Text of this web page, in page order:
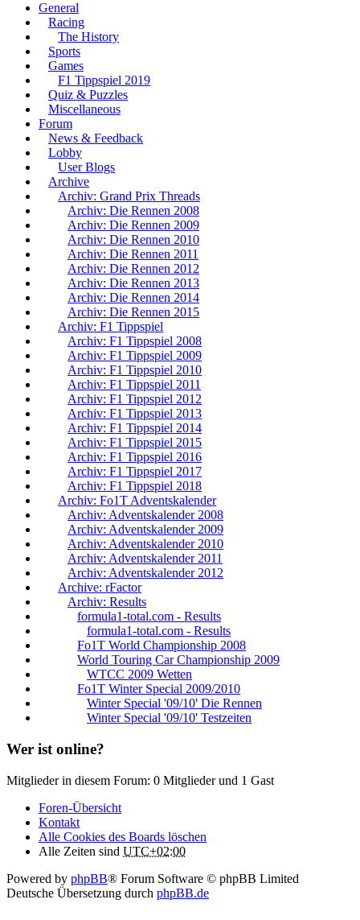
General
Racing
The History
Sports
Games
F1 Tippspiel 2019
Quiz & Puzzles
Miscellaneous
Forum
News & Feedback
Lobby
User Blogs
Archive
Archiv: Grand Prix Threads
Archiv: Die Rennen 2008
Archiv: Die Rennen 2009
Archiv: Die Rennen 2010
Archiv: Die Rennen 2011
Archiv: Die Rennen 2012
Archiv: Die Rennen 2013
Archiv: Die Rennen 2014
Archiv: Die Rennen 2015
Archiv: F1 Tippspiel
Archiv: F1 Tippspiel 2008
Archiv: F1 Tippspiel 2009
Archiv: F1 Tippspiel 2010
Archiv: F1 Tippspiel 2011
Archiv: F1 Tippspiel 2012
Archiv: F1 Tippspiel 2013
Archiv: F1 Tippspiel 2014
Archiv: F1 Tippspiel 2015
Archiv: F1 Tippspiel 2016
Archiv: F1 Tippspiel 2017
Archiv: F1 Tippspiel 2018
Archiv: Fo1T Adventskalender
Archiv: Adventskalender 2008
Archiv: Adventskalender 2009
Archiv: Adventskalender 2010
Archiv: Adventskalender 2011
Archiv: Adventskalender 2012
Archive: rFactor
Archiv: Results
formula1-total.com - Results
formula1-total.com - Results
Fo1T World Championship 2008
World Touring Car Championship 2009
WTCC 2009 Wetten
Fo1T Winter Special 2009/2010
Winter Special '09/10' Die Rennen
Winter Special '09/10' Testzeiten
Wer ist online?
Mitglieder in diesem Forum: 0 Mitglieder und 1 Gast
Foren-Übersicht
Kontakt
Alle Cookies des Boards löschen
Alle Zeiten sind UTC+02:00
Powered by phpBB® Forum Software © phpBB Limited
Deutsche Übersetzung durch phpBB.de